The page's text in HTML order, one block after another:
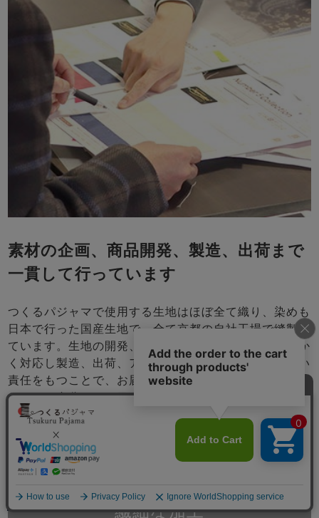
メニュー
素材の企画、商品開発、製造、出荷まで
一貫して行っています
つくるパジャマで使用する生地はほぼ全て織り、染めも
日本で行った国産生地で、全て京都の自社工場で縫製し
ています。生地の開発、お客さまのご要望にきめこまか
く対応し製造、出荷、アフターサービスまで一貫で行い
責任をもつことで、お届けする商品には自信をもってお
ります。自分たちの目の届くところで商品を作り、品質
管理をし、改善を続けて参ります。
繊細な加工